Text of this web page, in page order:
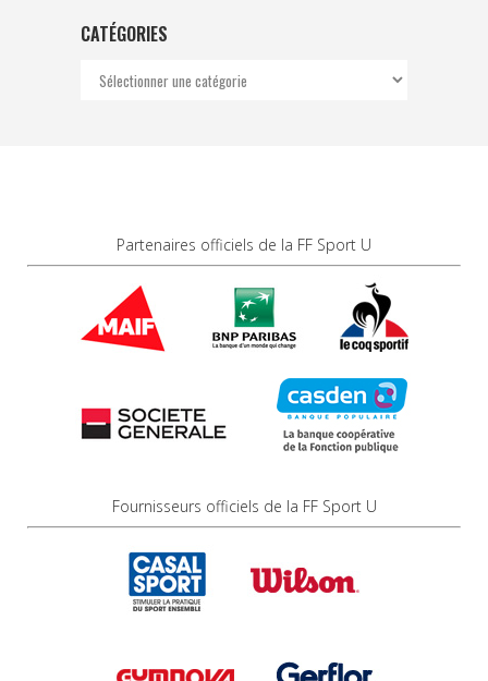
CATÉGORIES
Catégories
Partenaires officiels de la FF Sport U
Fournisseurs officiels de la FF Sport U